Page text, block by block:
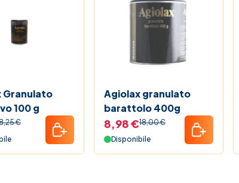
2025 Farmacia Soccavo
del Farmacista
Granulato
100 g
€
Agiolax granulato
barattolo 400g
8,98 €18,00 €
Disponibile